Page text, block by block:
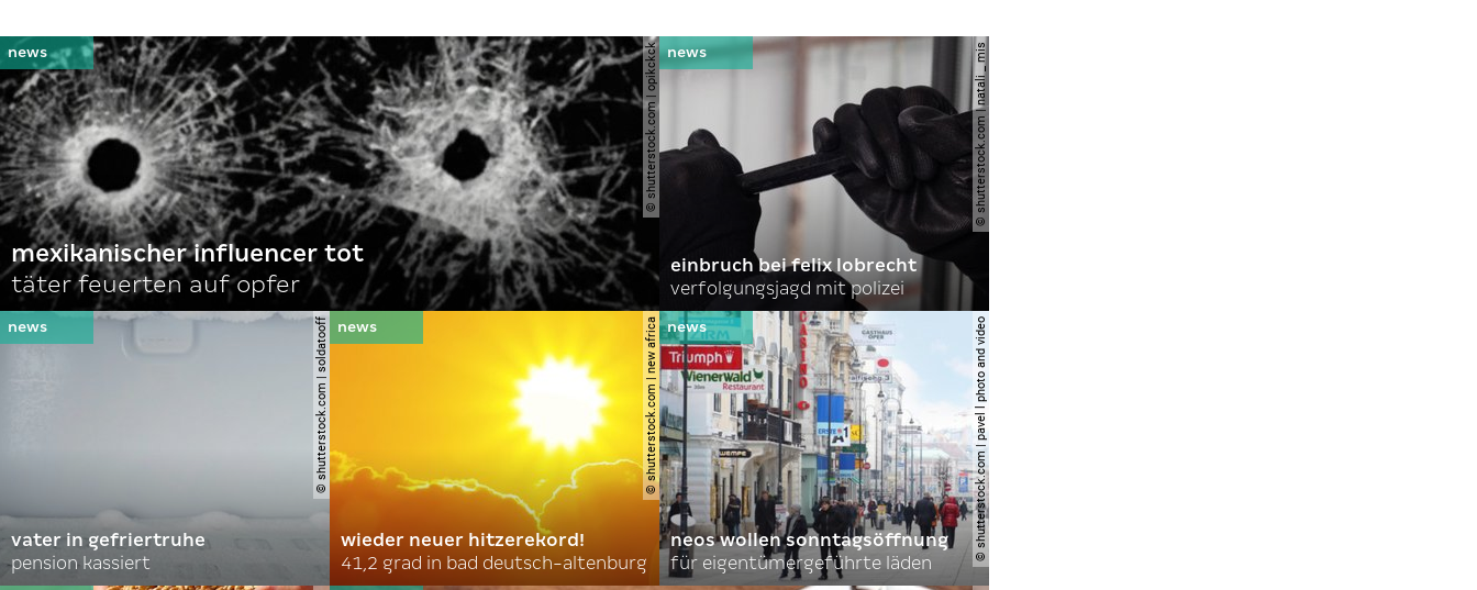
© shutterstock.com | opikckck
mexikanischer influencer tot
täter feuerten auf opfer
© shutterstock.com | natali _ mis
einbruch bei felix lobrecht
verfolgungsjagd mit polizei
© shutterstock.com | soldatooff
vater in gefriertruhe
pension kassiert
© shutterstock.com | new africa
wieder neuer hitzerekord!
41,2 grad in bad deutsch-altenburg
© shutterstock.com | pavel l photo and video
neos wollen sonntagsöffnung
für eigentümergeführte läden